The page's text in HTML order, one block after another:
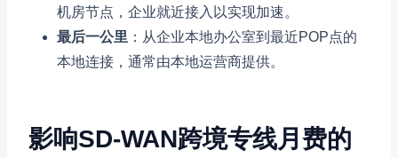
机房节点，企业就近接入以实现加速。
最后一公里 ：从企业本地办公室到最近POP点的
本地连接，通常由本地运营商提供。
影响SD-WAN跨境专线月费的